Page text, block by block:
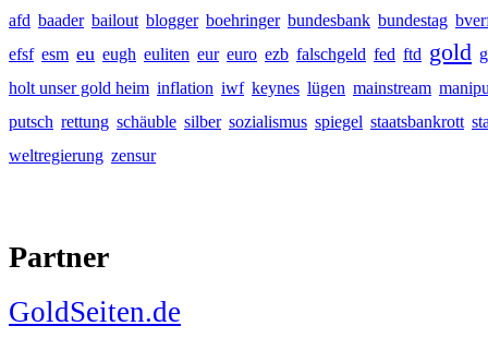
afd baader bailout blogger boehringer bundesbank bundestag
efsf esm eu eugh euliten eur euro ezb falschgeld fed ftd gold
holt unser gold heim inflation iwf keynes lügen mainstream
putsch rettung schäuble silber sozialismus spiegel staatsbankrott
weltregierung zensur
Partner
GoldSeiten.de